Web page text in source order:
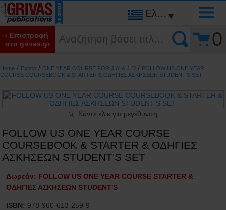
Ελληνικά ▾
‹ Επιστροφή
στο grivas.gr
0
Home / Eshop / ONE YEAR COURSE FOR J.A' & J.B' / FOLLOW US ONE YEAR
COURSE COURSEBOOK & STARTER & ΟΔΗΓΙΕΣ ΑΣΚΗΣΕΩΝ STUDENT'S SET
Κάντε κλικ για μεγέθυνση
FOLLOW US ONE YEAR COURSE
COURSEBOOK & STARTER & ΟΔΗΓΙΕΣ
ΑΣΚΗΣΕΩΝ STUDENT'S SET
Δωρεάν: FOLLOW US ONE YEAR COURSE STARTER &
ΟΔΗΓΙΕΣ ΑΣΚΗΣΕΩΝ STUDENT'S
ISBN: 978-960-613-259-9